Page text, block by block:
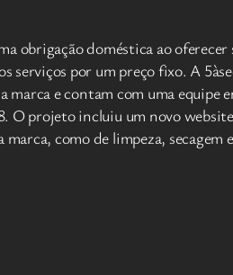
obrigação doméstica ao oferecer
serviços por um preço fixo. A
e contam com uma equipe
O projeto incluiu um novo
como de limpeza, secagem